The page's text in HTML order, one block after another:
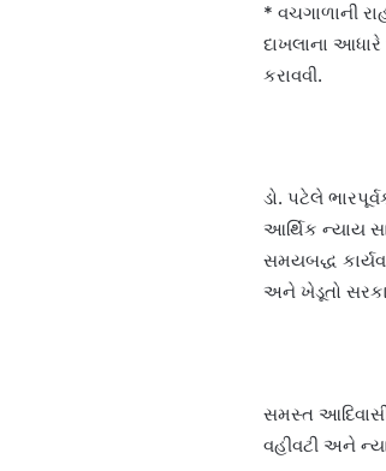
* વચગાળાની
દાખલાના
કરાવવી.
ડો. પટેલે
આર્થિક ન્યાય
સમયબદ્ધ
અને ખેડૂતો
સમસ્ત
વહીવટી અને